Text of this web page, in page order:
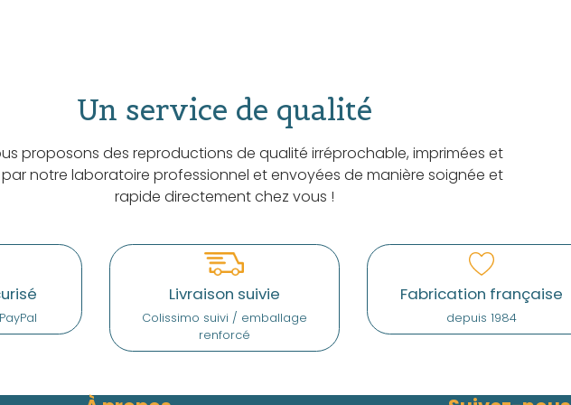
Un service de qualité
proposons des reproductions de qualité irréprochable, imprimées et
notre laboratoire professionnel et envoyées de manière soignée et
rapide directement chez vous !
Livraison suivie
Colissimo suivi / emballage
renforcé
Fabrication française
depuis 1984